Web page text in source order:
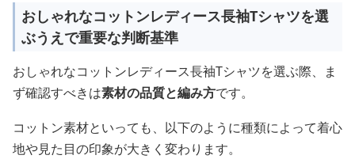
おしゃれなコットンレディース長袖Tシャツを選
ぶうえで重要な判断基準
おしゃれなコットンレディース長袖Tシャツを選ぶ際、ま
ず確認すべきは素材の品質と編み方です。
コットン素材といっても、以下のように種類によって着心
地や見た目の印象が大きく変わります。